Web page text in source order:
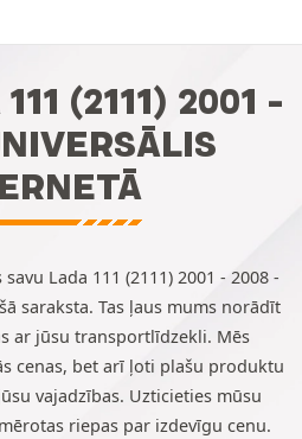
(2111) 2001 -
Lada 111 (2111) 2001 - 2008 -
saraksta. Tas ļaus mums norādīt
ar jūsu transportlīdzekli. Mēs
cenas, bet arī ļoti plašu produktu
vajadzības. Uzticieties mūsu
riepas par izdevīgu cenu.